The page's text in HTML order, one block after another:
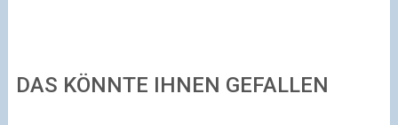
DAS KÖNNTE IHNEN GEFALLEN